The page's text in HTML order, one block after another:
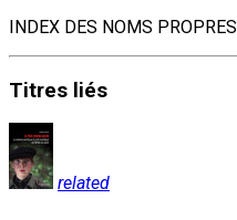
INDEX DES NOMS PROPRES
Titres liés
related